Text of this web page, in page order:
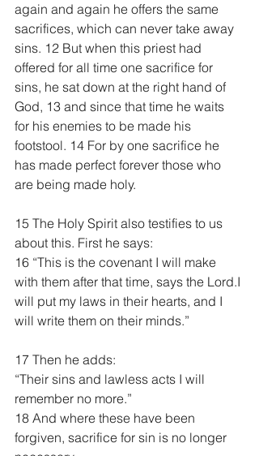
again and again he offers the same
sacrifices, which can never take away
sins. 12 But when this priest had
offered for all time one sacrifice for
sins, he sat down at the right hand of
God, 13 and since that time he waits
for his enemies to be made his
footstool. 14 For by one sacrifice he
has made perfect forever those who
are being made holy.
15 The Holy Spirit also testifies to us
about this. First he says:
16 “This is the covenant I will make
with them after that time, says the Lord.I
will put my laws in their hearts, and I
will write them on their minds.”
17 Then he adds:
“Their sins and lawless acts I will
remember no more.”
18 And where these have been
forgiven, sacrifice for sin is no longer